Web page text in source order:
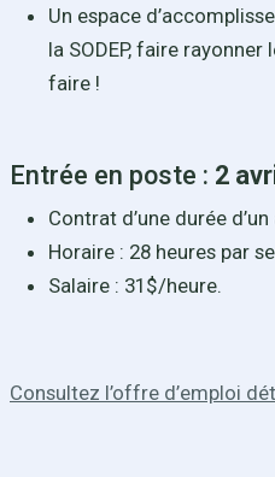
Un espace
la SODEP, faire
faire !
Entrée en poste : 2
Contrat d’une durée d’un
Horaire : 28 heures par
Salaire : 31$/heure.
Consultez l’offre d’emploi